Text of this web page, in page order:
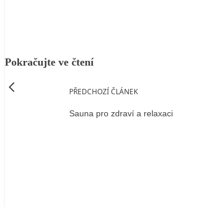
Pokračujte ve čtení
PŘEDCHOZÍ ČLÁNEK
Sauna pro zdraví a relaxaci